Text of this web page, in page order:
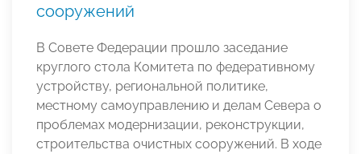
сооружений
В Совете Федерации прошло заседание
круглого стола Комитета по федеративному
устройству, региональной политике,
местному самоуправлению и делам Севера о
проблемах модернизации, реконструкции,
строительства очистных сооружений. В ходе